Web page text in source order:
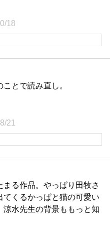
18
とで読み直し。
21
る作品。やっぱり田牧さ
てくるかっぱと猫の可愛い
涼水先生の背景ももっと知